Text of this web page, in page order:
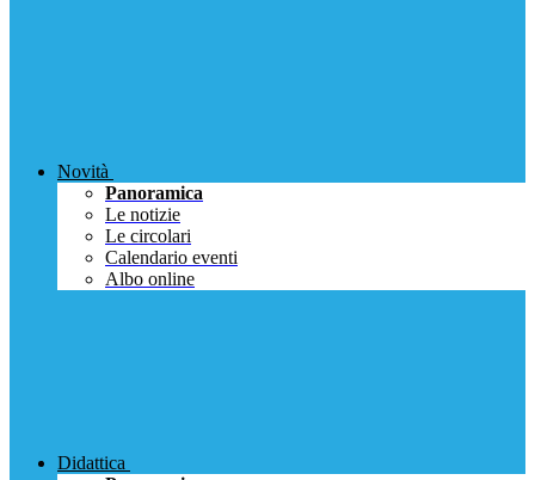
Novità
Panoramica
Le notizie
Le circolari
Calendario eventi
Albo online
Didattica